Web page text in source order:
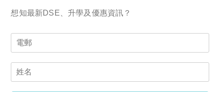
想知最新DSE、升學及優惠資訊？